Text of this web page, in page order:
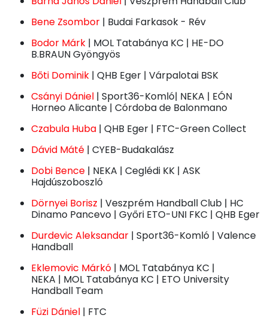
Bene Zsombor | Budai Farkasok - Rév
Bodor Márk | MOL Tatabánya KC | HE-DO
B.BRAUN Gyöngyös
Bőti Dominik | QHB Eger | Várpalotai BSK
Csányi Dániel | Sport36-Komló| NEKA | EÓN
Horneo Alicante | Córdoba de Balonmano
Czabula Huba | QHB Eger | FTC-Green Collect
Dávid Máté | CYEB-Budakalász
Dobi Bence | NEKA | Ceglédi KK | ASK
Hajdúszoboszló
Dörnyei Borisz | Veszprém Handball Club | HC
Dinamo Pancevo | Győri ETO-UNI FKC | QHB Eger
Durdevic Aleksandar | Sport36-Komló | Valence
Handball
Eklemovic Márkó | MOL Tatabánya KC |
NEKA | MOL Tatabánya KC | ETO University
Handball Team
Füzi Dániel | FTC